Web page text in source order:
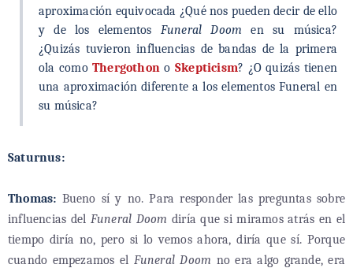
aproximación equivocada ¿Qué nos pueden decir de ello
y de los elementos Funeral Doom en su música?
¿Quizás tuvieron influencias de bandas de la primera
ola comoThergothon o Skepticism? ¿O quizás tienen
una aproximación diferente a los elementos Funeral en
su música?
Saturnus:
Thomas: Bueno sí y no. Para responder las preguntas sobre
influencias del Funeral Doom diría que si miramos atrás en el
tiempo diría no, pero si lo vemos ahora, diría que sí. Porque
cuando empezamos el Funeral Doom no era algo grande, era